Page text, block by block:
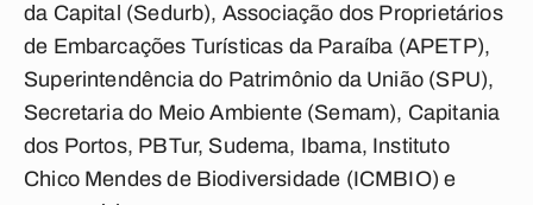
da Capital (Sedurb), Associação dos Proprietários
de Embarcações Turísticas da Paraíba (APETP),
Superintendência do Patrimônio da União (SPU),
Secretaria do Meio Ambiente (Semam), Capitania
dos Portos, PBTur, Sudema, Ibama, Instituto
Chico Mendes de Biodiversidade (ICMBIO) e